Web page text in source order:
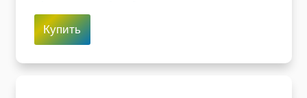
Цифровые лаборатории
Купить